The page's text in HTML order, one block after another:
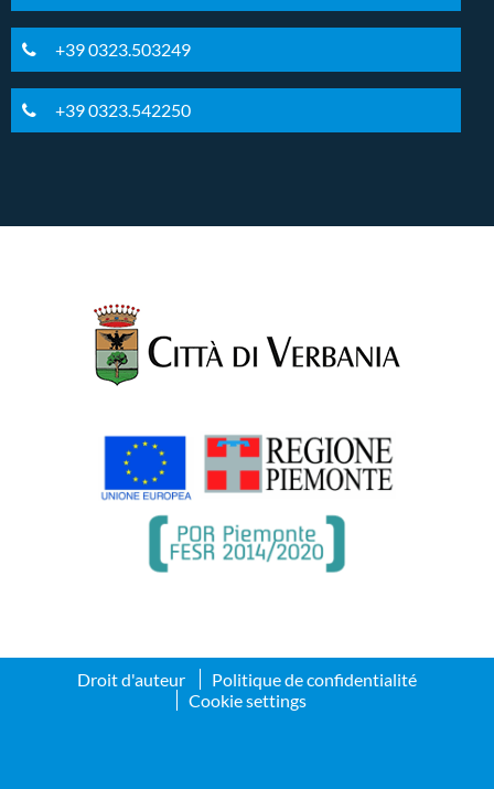
+39 0323.503249
+39 0323.542250
Droit d'auteur
Politique de confidentialité
Cookie settings